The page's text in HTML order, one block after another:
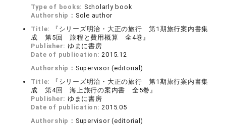
Type of books: Scholarly book
Authorship： Sole author
Title:
『シリーズ明治・大正の旅行 第1期旅行案内書集
成 第5回 旅程と費用概算 全4巻』
Publisher: ゆまに書房
Date of publication:2015.12
Authorship： Supervisor (editorial)
Title:
『シリーズ明治・大正の旅行 第1期旅行案内書集
成 第4回 海上旅行の案内書 全5巻』
Publisher: ゆまに書房
Date of publication:2015.05
Authorship： Supervisor (editorial)